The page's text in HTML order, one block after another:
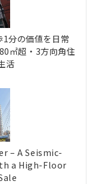
1分の価値を日常
㎡超・3方向角住
活
– A Seismic-
a High-Floor